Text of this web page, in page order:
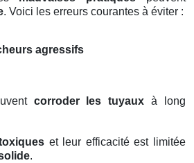
. Voici les erreurs courantes à éviter :
agressifs
corroder les tuyaux à long
et leur efficacité est limitée
.